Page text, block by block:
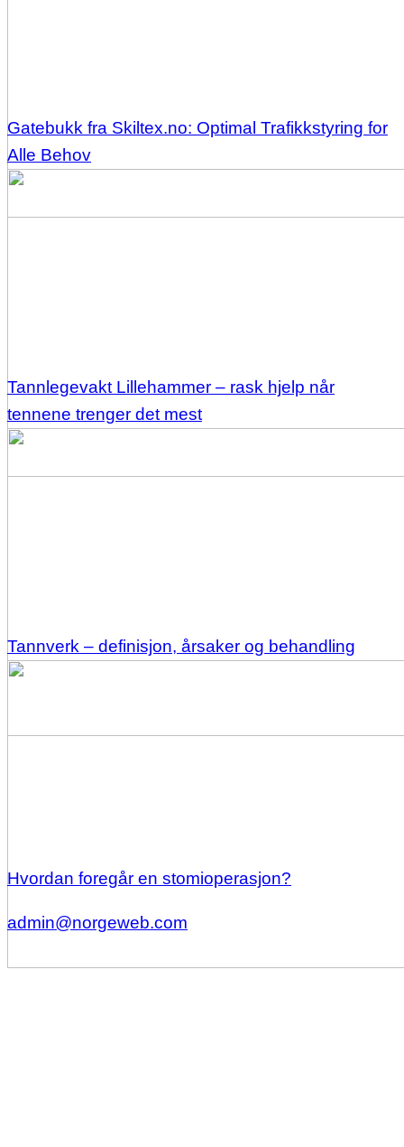
Gatebukk fra Skiltex.no: Optimal Trafikkstyring for
Alle Behov
Tannlegevakt Lillehammer – rask hjelp når
tennene trenger det mest
Tannverk – definisjon, årsaker og behandling
Hvordan foregår en stomioperasjon?
admin@norgeweb.com